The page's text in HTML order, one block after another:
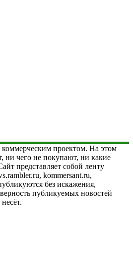
коммерческим проектом. На этом
ни чего не покупают, ни какие
представляет собой ленту
kommersant.ru,
без искажения,
публикуемых новостей